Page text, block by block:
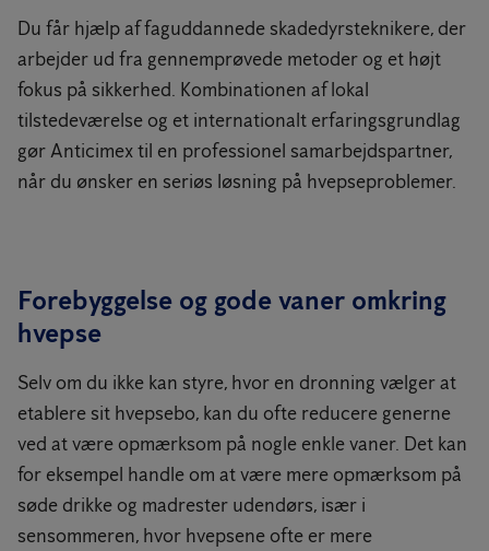
Du får hjælp af faguddannede skadedyrsteknikere, der
arbejder ud fra gennemprøvede metoder og et højt
fokus på sikkerhed. Kombinationen af lokal
tilstedeværelse og et internationalt erfaringsgrundlag
gør Anticimex til en professionel samarbejdspartner,
når du ønsker en seriøs løsning på hvepseproblemer.
Forebyggelse og gode vaner omkring
hvepse
Selv om du ikke kan styre, hvor en dronning vælger at
etablere sit hvepsebo, kan du ofte reducere generne
ved at være opmærksom på nogle enkle vaner. Det kan
for eksempel handle om at være mere opmærksom på
søde drikke og madrester udendørs, især i
sensommeren, hvor hvepsene ofte er mere